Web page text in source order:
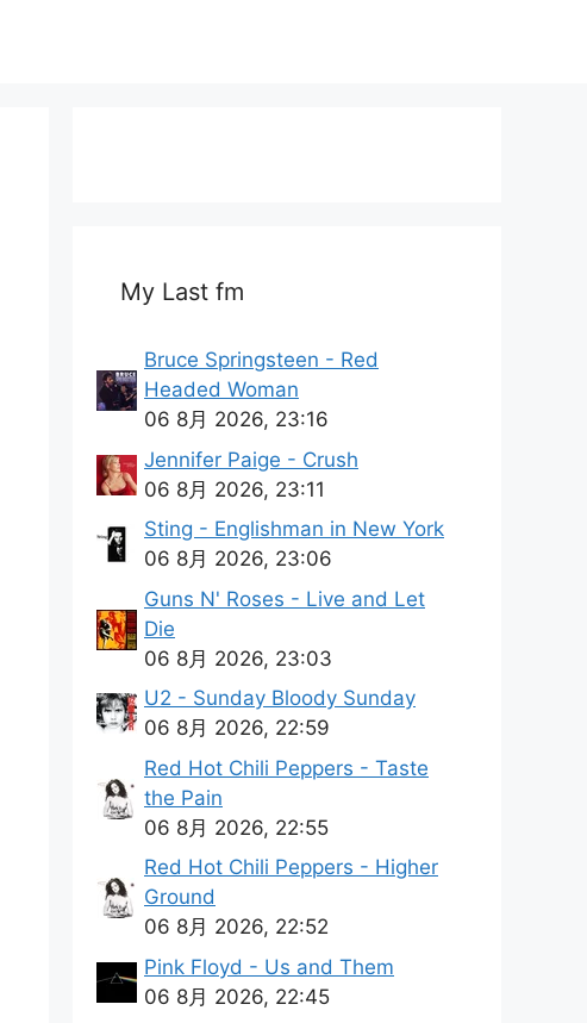
My Last fm
Bruce Springsteen - Red
Headed Woman
06 8月 2026, 23:16
Jennifer Paige - Crush
06 8月 2026, 23:11
Sting - Englishman in New York
06 8月 2026, 23:06
Guns N' Roses - Live and Let
Die
06 8月 2026, 23:03
U2 - Sunday Bloody Sunday
06 8月 2026, 22:59
Red Hot Chili Peppers - Taste
the Pain
06 8月 2026, 22:55
Red Hot Chili Peppers - Higher
Ground
06 8月 2026, 22:52
Pink Floyd - Us and Them
06 8月 2026, 22:45